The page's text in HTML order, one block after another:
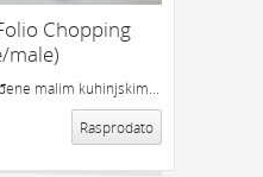
Chopping
male)
malim kuhinjskim...
Rasprodato